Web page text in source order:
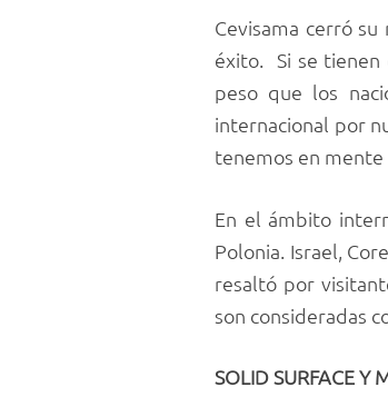
Cevisama cerró
éxito. Si se tienen
peso que los
internacional por
tenemos en mente
En el ámbito
Polonia. Israel,
resaltó por
son consideradas
SOLID SURFACE Y